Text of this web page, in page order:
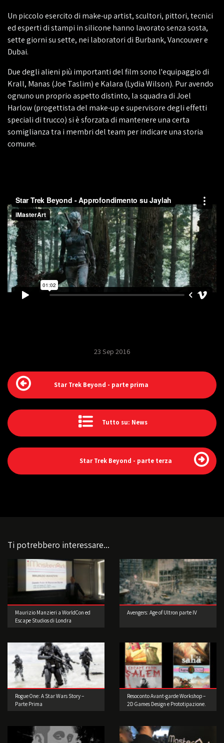
Un piccolo esercito di make-up artist, scultori, pittori, tecnici
ed esperti di stampi in silicone hanno lavorato senza sosta,
sette giorni su sette, nei laboratori di Burbank, Vancouver e
Dubai.
Due degli alieni più importanti del film sono l'equipaggio di
Krall, Manas (Joe Taslim) e Kalara (Lydia Wilson). Pur avendo
ognuno un proprio aspetto distinto, la squadra di Joel
Harlow (progettista del make-up e supervisore degli effetti
speciali di trucco) si è sforzata di mantenere una certa
somiglianza tra i membri del team per indicare una storia
comune.
23 Sep 2016
Star Trek Beyond - parte prima
Tutto su: News
Star Trek Beyond - parte terza
Ti potrebbero interessare...
Maurizio Manzieri a WorldCon ed
Escape Studios di Londra
Avengers: Age of Ultron parte IV
Rogue One: A Star Wars Story –
Parte Prima
Resoconto Avant-garde Workshop –
2D Games Design e Prototipazione.